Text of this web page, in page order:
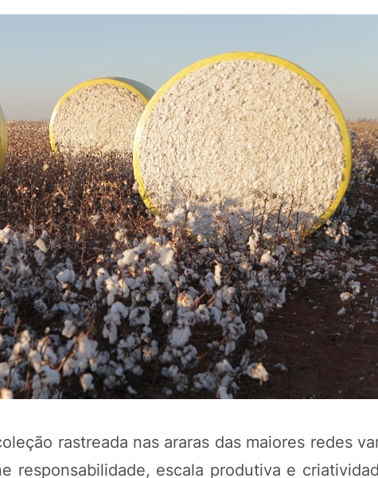
rastreada nas araras das maiores redes
responsabilidade, escala produtiva e